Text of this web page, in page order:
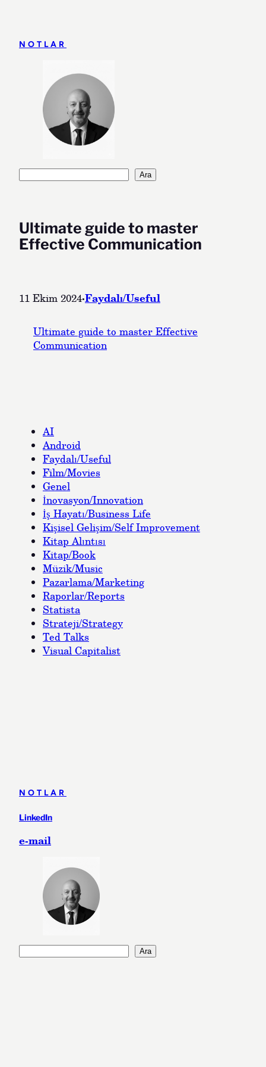
NOTLAR
Ara
Ultimate guide to master
Effective Communication
11 Ekim 2024·Faydalı/Useful
Ultimate guide to master Effective
Communication
AI
Android
Faydalı/Useful
Film/Movies
Genel
İnovasyon/Innovation
İş Hayatı/Business Life
Kişisel Gelişim/Self Improvement
Kitap Alıntısı
Kitap/Book
Müzik/Music
Pazarlama/Marketing
Raporlar/Reports
Statista
Strateji/Strategy
Ted Talks
Visual Capitalist
NOTLAR
LinkedIn
e-mail
Ara